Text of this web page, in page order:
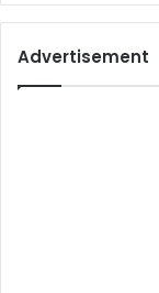
Advertisement